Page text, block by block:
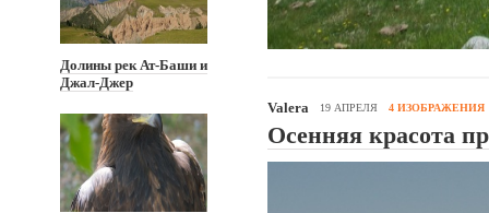
Долины рек Ат-Баши и
Джал-Джер
Valera 19 АПРЕЛЯ 4 ИЗОБРАЖЕНИЯ
Осенняя красота